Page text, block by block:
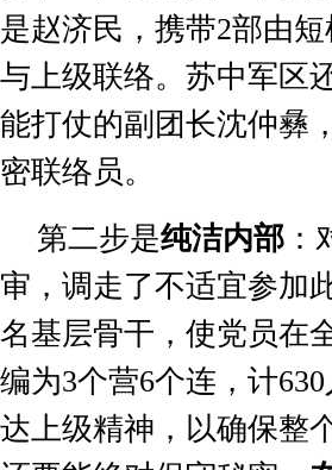
是赵济民，携带2部由
与上级联络。苏中军区
能打仗的副团长沈仲彝
密联络员。
第二步是纯洁内部
审，调走了不适宜参加
名基层骨干，使党员在
编为3个营6个连，计630
达上级精神，以确保整